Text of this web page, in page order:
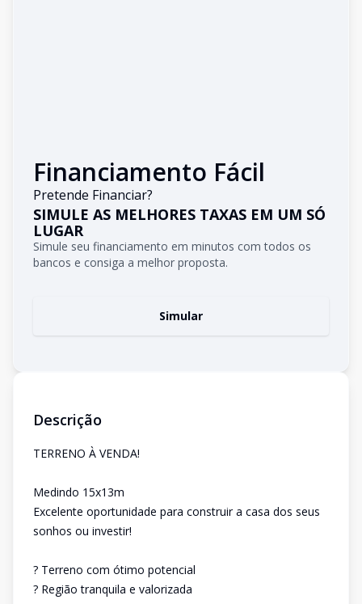
Financiamento Fácil
Pretende Financiar?
SIMULE AS MELHORES TAXAS EM UM SÓ
LUGAR
Simule seu financiamento em minutos com todos os
bancos e consiga a melhor proposta.
Simular
Descrição
TERRENO À VENDA!
Medindo 15x13m
Excelente oportunidade para construir a casa dos seus
sonhos ou investir!
? Terreno com ótimo potencial
? Região tranquila e valorizada